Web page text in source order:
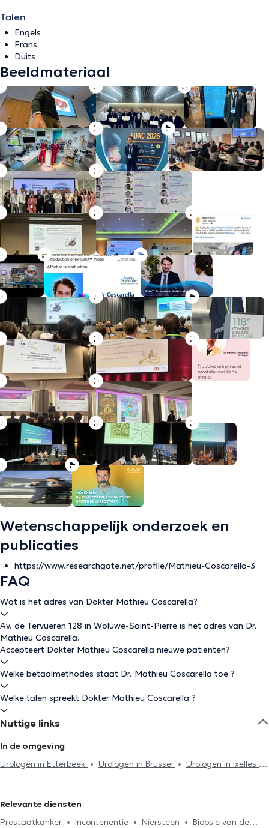
Talen
Engels
Frans
Duits
Beeldmateriaal
Wetenschappelijk onderzoek en
publicaties
https://www.researchgate.net/profile/Mathieu-Coscarella-3
FAQ
Wat is het adres van Dokter Mathieu Coscarella?
Av. de Tervueren 128 in Woluwe-Saint-Pierre is het adres van Dr.
Mathieu Coscarella.
Accepteert Dokter Mathieu Coscarella nieuwe patiënten?
Welke betaalmethodes staat Dr. Mathieu Coscarella toe ?
Welke talen spreekt Dokter Mathieu Coscarella ?
Nuttige links
In de omgeving
Urologen in Etterbeek
Urologen in Brussel
Urologen in Ixelles
Urologen in Lennik
Relevante diensten
Prostaatkanker
Incontenentie Niersteen
Biopsie van de